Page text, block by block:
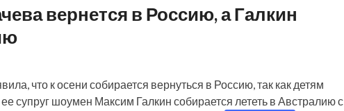
вернется в Россию, а Галкин
что к осени собирается вернуться в Россию, так как детям
супруг шоумен Максим Галкин собирается лететь в Австралию с